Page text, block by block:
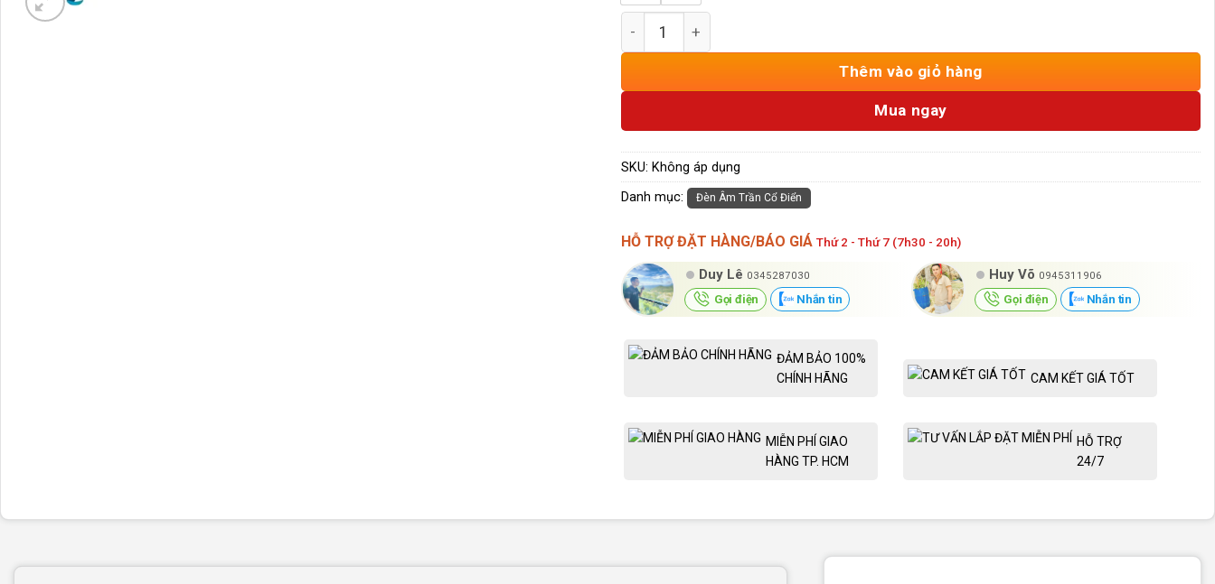
Đèn Âm Trần Cổ Điển Mẫu A 12W 15W Vinaled DL3-AG số lượng
Thêm vào giỏ hàng
Mua ngay
SKU: Không áp dụng
Danh mục: Đèn Âm Trần Cổ Điển
HỖ TRỢ ĐẶT HÀNG/BÁO GIÁ Thứ 2 - Thứ 7 (7h30 - 20h)
Duy Lê 0345287030
Gọi điện Nhắn tin
Huy Võ 0945311906
Gọi điện Nhắn tin
ĐẢM BẢO 100%
CHÍNH HÃNG
CAM KẾT GIÁ TỐT
MIỄN PHÍ GIAO
HÀNG TP. HCM
HỖ TRỢ
24/7